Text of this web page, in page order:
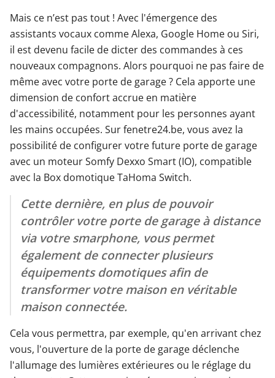
Mais ce n’est pas tout ! Avec l'émergence des
assistants vocaux comme Alexa, Google Home ou Siri,
il est devenu facile de dicter des commandes à ces
nouveaux compagnons. Alors pourquoi ne pas faire de
même avec votre porte de garage ? Cela apporte une
dimension de confort accrue en matière
d'accessibilité, notamment pour les personnes ayant
les mains occupées. Sur fenetre24.be, vous avez la
possibilité de configurer votre future porte de garage
avec un moteur Somfy Dexxo Smart (IO), compatible
avec la Box domotique TaHoma Switch.
Cette dernière, en plus de pouvoir
contrôler votre porte de garage à distance
via votre smarphone, vous permet
également de connecter plusieurs
équipements domotiques afin de
transformer votre maison en véritable
maison connectée.
Cela vous permettra, par exemple, qu'en arrivant chez
vous, l'ouverture de la porte de garage déclenche
l'allumage des lumières extérieures ou le réglage du